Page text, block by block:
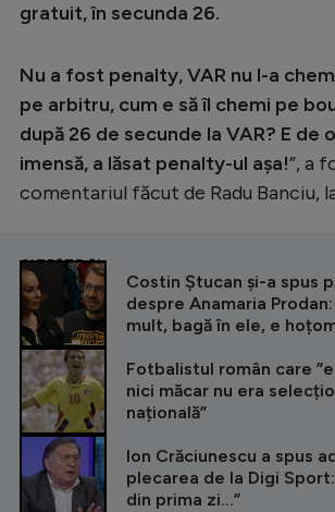
gratuit, în secunda 26.
Nu a fost penalty, VAR nu l-a
pe arbitru, cum e să îl chemi pe
după 26 de secunde la VAR? E de
imensă, a lăsat penalty-ul așa!”, a
comentariul făcut de Radu Banciu,
CITEȘTE ȘI
Costin Ștucan și-a spus
despre Anamaria
mult, bagă în ele, e
Fotbalistul român care
nici măcar nu era
națională”
Ion Crăciunescu a spus
plecarea de la Digi
din prima zi...”